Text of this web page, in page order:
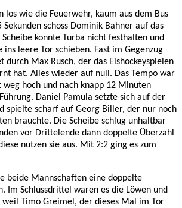
los wie die Feuerwehr, kaum aus dem Bus
Sekunden schoss Dominik Bahner auf das
konnte Turba nicht festhalten und
leere Tor schieben. Fast im Gegenzug
durch Max Rusch, der das Eishockeyspielen
hat. Alles wieder auf null. Das Tempo war
hoch und nach knapp 12 Minuten
Daniel Pamula setzte sich auf der
spielte scharf auf Georg Biller, der nur noch
brauchte. Die Scheibe schlug unhaltbar
vor Drittelende dann doppelte Überzahl
nutzen sie aus. Mit 2:2 ging es zum
beide Mannschaften eine doppelte
Im Schlussdrittel waren es die Löwen und
weil Timo Greimel, der dieses Mal im Tor